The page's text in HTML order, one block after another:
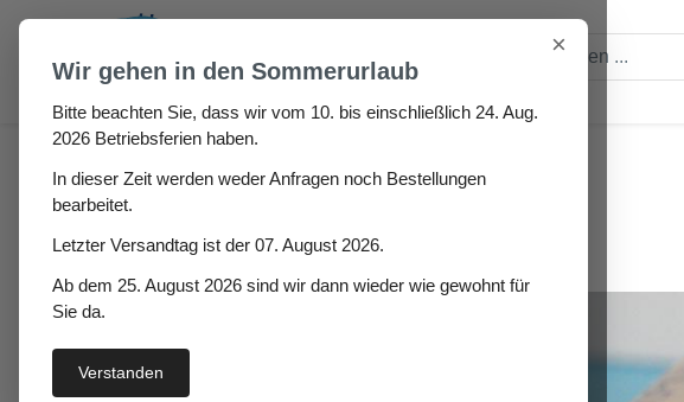
Hauptinhalt springen
Zur Suche springen
Haus Fenster- / Türprofile
Stahlzargendichtung Loft
Bildergalerie überspringen
×
Wir gehen in den Sommerurlaub
Bitte beachten Sie, dass wir vom 10. bis einschließlich 24. Aug.
2026 Betriebsferien haben.
In dieser Zeit werden weder Anfragen noch Bestellungen
bearbeitet.
Letzter Versandtag ist der 07. August 2026.
Ab dem 25. August 2026 sind wir dann wieder wie gewohnt für
Sie da.
Verstanden